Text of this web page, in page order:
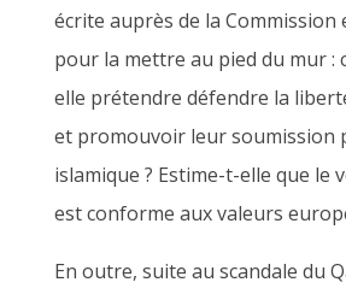
écrite auprès de la Commission
pour la mettre au pied du mur :
elle prétendre défendre la
et promouvoir leur soumission
islamique ? Estime-t-elle que le
est conforme aux valeurs
En outre, suite au scandale du